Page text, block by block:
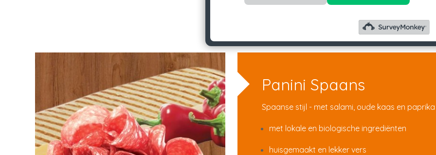
Suggestie in de kijker
Panini Spaans
Spaanse stijl - met salami, oude kaas en paprika
met lokale en biologische ingrediënten
huisgemaakt en lekker vers